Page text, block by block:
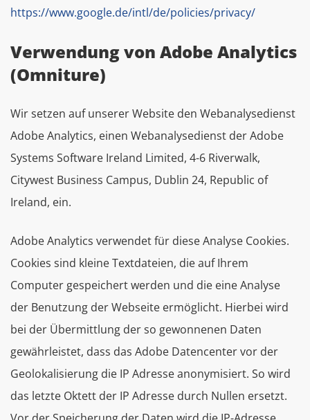
https://www.google.de/intl/de/policies/privacy/
Verwendung von Adobe Analytics
(Omniture)
Wir setzen auf unserer Website den Webanalysedienst
Adobe Analytics, einen Webanalysedienst der Adobe
Systems Software Ireland Limited, 4-6 Riverwalk,
Citywest Business Campus, Dublin 24, Republic of
Ireland, ein.
Adobe Analytics verwendet für diese Analyse Cookies.
Cookies sind kleine Textdateien, die auf Ihrem
Computer gespeichert werden und die eine Analyse
der Benutzung der Webseite ermöglicht. Hierbei wird
bei der Übermittlung der so gewonnenen Daten
gewährleistet, dass das Adobe Datencenter vor der
Geolokalisierung die IP Adresse anonymisiert. So wird
das letzte Oktett der IP Adresse durch Nullen ersetzt.